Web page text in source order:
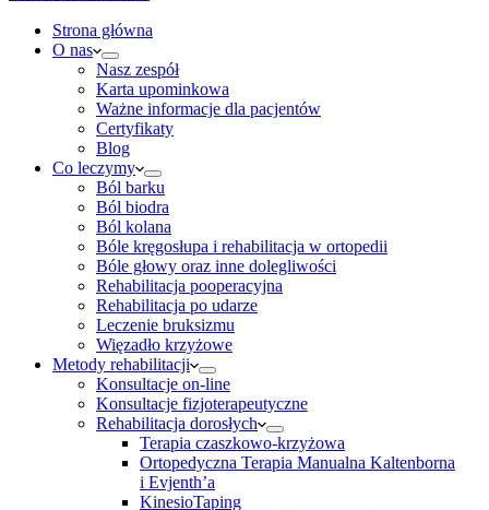
Strona główna
O nas
Nasz zespół
Karta upominkowa
Ważne informacje dla pacjentów
Certyfikaty
Blog
Co leczymy
Ból barku
Ból biodra
Ból kolana
Bóle kręgosłupa i rehabilitacja w ortopedii
Bóle głowy oraz inne dolegliwości
Rehabilitacja pooperacyjna
Rehabilitacja po udarze
Leczenie bruksizmu
Więzadło krzyżowe
Metody rehabilitacji
Konsultacje on-line
Konsultacje fizjoterapeutyczne
Rehabilitacja dorosłych
Terapia czaszkowo-krzyżowa
Ortopedyczna Terapia Manualna Kaltenborna
i Evjenth’a
KinesioTaping